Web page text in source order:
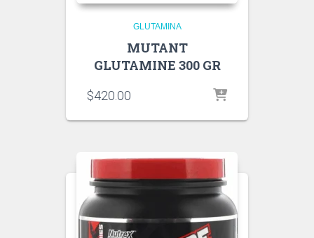
GLUTAMINA
MUTANT
GLUTAMINE 300 GR
$420.00